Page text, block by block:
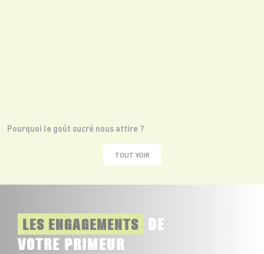
Pourquoi le goût sucré nous attire ?
TOUT VOIR
LES ENGAGEMENTS DE
VOTRE PRIMEUR